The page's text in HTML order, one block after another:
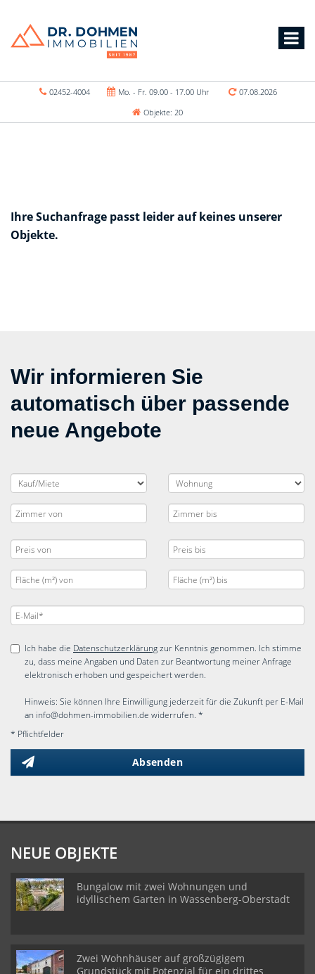
02452-4004 Mo. - Fr. 09.00 - 17.00 Uhr
07.08.2026
Objekte: 20
Ihre Suchanfrage passt leider auf keines unserer
Objekte.
Wir informieren Sie
automatisch über passende
neue Angebote
Ich habe die Datenschutzerklärungzur Kenntnis genommen. Ich stimme
zu, dass meine Angaben und Daten zur Beantwortung meiner Anfrage
elektronisch erhoben und gespeichert werden.
Hinweis: Sie können Ihre Einwilligung jederzeit für die Zukunft per E-Mail
an info@dohmen-immobilien.de widerrufen. *
* Pflichtfelder
Absenden
NEUE OBJEKTE
Bungalow mit zwei Wohnungen und
idyllischem Garten in Wassenberg-Oberstadt
Zwei Wohnhäuser auf großzügigem
Grundstück mit Potenzial für ein drittes